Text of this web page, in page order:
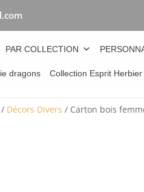
PAR COLLECTION
dragons Collection Esprit Herbier
/ Décors Divers / Carton bois